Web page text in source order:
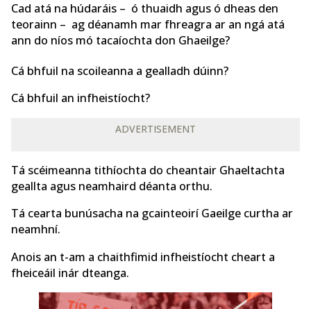
Cad atá na húdaráis – ó thuaidh agus ó dheas den
teorainn – ag déanamh mar fhreagra ar an ngá atá
ann do níos mó tacaíochta don Ghaeilge?
Cá bhfuil na scoileanna a gealladh dúinn?
Cá bhfuil an infheistíocht?
ADVERTISEMENT
Tá scéimeanna tithíochta do cheantair Ghaeltachta
geallta agus neamhaird déanta orthu.
Tá cearta bunúsacha na gcainteoirí Gaeilge curtha ar
neamhní.
Anois an t-am a chaithfimid infheistíocht cheart a
fheiceáil inár dteanga.